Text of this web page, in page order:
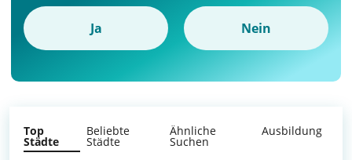
Ja Nein
Top
Städte
Beliebte
Städte
Ähnliche
Suchen
Ausbildung